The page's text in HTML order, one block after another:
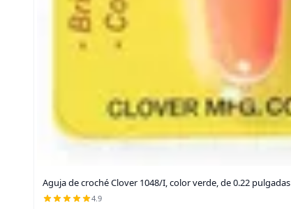
Aguja de croché Clover 1048/I, color verde, de 0.22 pulgadas
4.9